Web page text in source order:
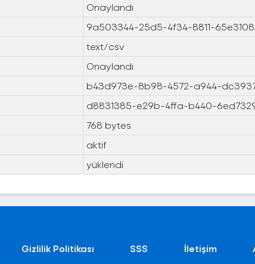
Onaylandı
9a503344-25d5-4f34-8811-
text/csv
Onaylandı
b43d973e-8b98-4572-a944-
d8831385-e29b-4ffa-b440-
768 bytes
aktif
yüklendi
Gizlilik Politikası SSS İletişim